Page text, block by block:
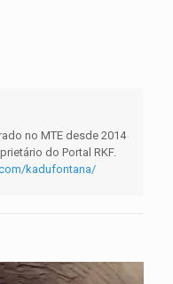
no MTE desde 2014
do Portal RKF.
kadufontana/